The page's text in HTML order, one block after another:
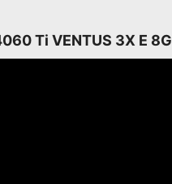
Ti VENTUS 3X E 8G